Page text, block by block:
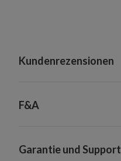
Kundenrezensionen
F&A
Garantie und Support